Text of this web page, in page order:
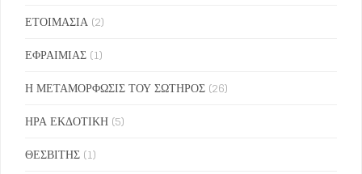
ΕΤΟΙΜΑΣΙΑ (2)
ΕΦΡΑΙΜΙΑΣ (1)
Η ΜΕΤΑΜΟΡΦΩΣΙΣ ΤΟΥ ΣΩΤΗΡΟΣ (26)
ΗΡΑ ΕΚΔΟΤΙΚΗ (5)
ΘΕΣΒΙΤΗΣ (1)